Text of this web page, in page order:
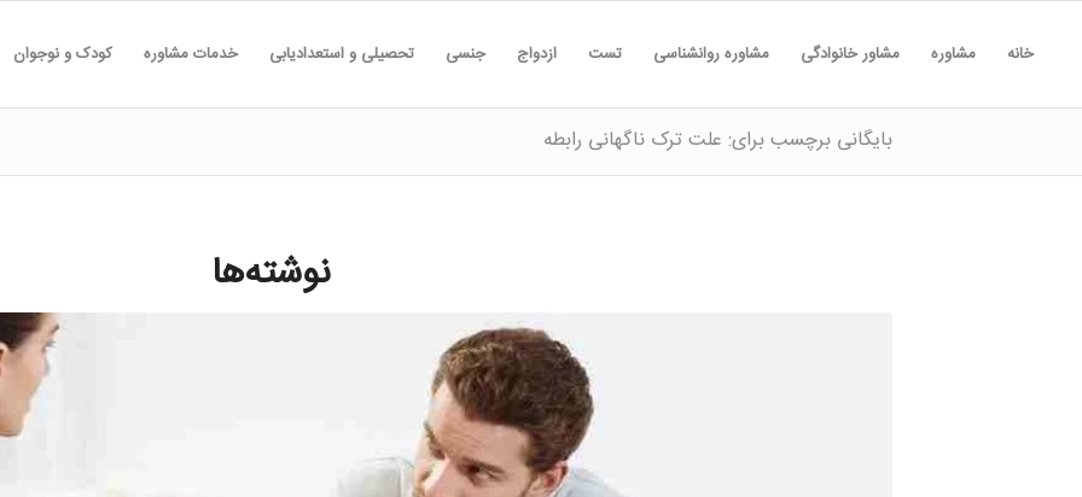
خانه مشاوره مشاور خانوادگی مشاوره روانشناسی تست ازدواج جنسی تحصیلی و استعدادیابی خدمات مشاوره کودک و نوجوان
بایگانی برچسب برای: علت ترک ناگهانی رابطه
نوشته‌ها